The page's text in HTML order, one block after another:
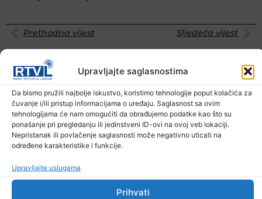
Upravljajte saglasnostima
Da bismo pružili najbolje iskustvo, koristimo tehnologije poput kolačića za
čuvanje i/ili pristup informacijama o uređaju. Saglasnost sa ovim
tehnologijama će nam omogućiti da obrađujemo podatke kao što su
ponašanje pri pregledanju ili jedinstveni ID-ovi na ovoj veb lokaciji.
Nepristanak ili povlačenje saglasnosti može negativno uticati na
određene karakteristike i funkcije.
Upravljajte uslugama
Prihvati
Prethodna vijest Sljedeća vijest
Podijelite na mrežama
Ostale novosti